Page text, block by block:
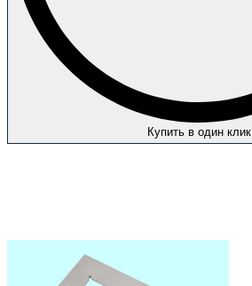
Купить в один клик